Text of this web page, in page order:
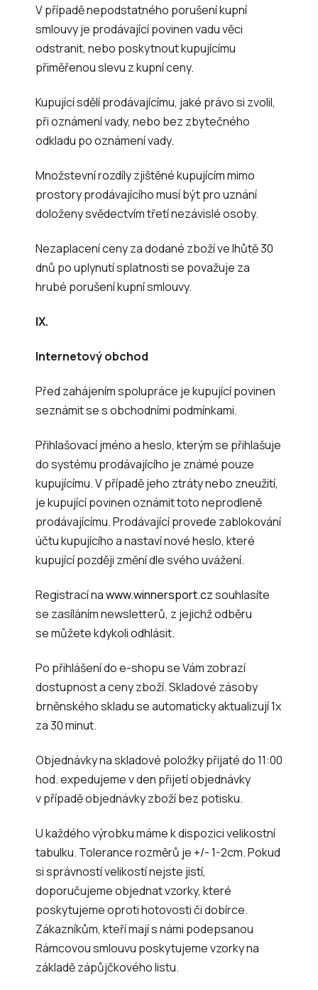
V případě nepodstatného porušení kupní
smlouvy je prodávající povinen vadu věci
odstranit, nebo poskytnout kupujícímu
přiměřenou slevu z kupní ceny.
Kupující sdělí prodávajícímu, jaké právo si zvolil,
při oznámení vady, nebo bez zbytečného
odkladu po oznámení vady.
Množstevní rozdíly zjištěné kupujícím mimo
prostory prodávajícího musí být pro uznání
doloženy svědectvím třetí nezávislé osoby.
Nezaplacení ceny za dodané zboží ve lhůtě 30
dnů po uplynutí splatnosti se považuje za
hrubé porušení kupní smlouvy.
IX.
Internetový obchod
Před zahájením spolupráce je kupující povinen
seznámit se s obchodními podmínkami.
Přihlašovací jméno a heslo, kterým se přihlašuje
do systému prodávajícího je známé pouze
kupujícímu. V případě jeho ztráty nebo zneužití,
je kupující povinen oznámit toto neprodleně
prodávajícímu. Prodávající provede zablokování
účtu kupujícího a nastaví nové heslo, které
kupující později změní dle svého uvážení.
Registrací nawww.winnersport.czsouhlasíte
se zasíláním newsletterů, z jejichž odběru
se můžete kdykoli odhlásit.
Po přihlášení do e-shopu se Vám zobrazí
dostupnost a ceny zboží. Skladové zásoby
brněnského skladu se automaticky aktualizují 1x
za 30 minut.
Objednávky na skladové položky přijaté do 11:00
hod. expedujeme v den přijetí objednávky
v případě objednávky zboží bez potisku.
U každého výrobku máme k dispozici velikostní
tabulku. Tolerance rozměrů je +/- 1-2cm. Pokud
si správností velikostí nejste jistí,
doporučujeme objednat vzorky, které
poskytujeme oproti hotovosti či dobírce.
Zákazníkům, kteří mají s námi podepsanou
Rámcovou smlouvu poskytujeme vzorky na
základě zápůjčkového listu.